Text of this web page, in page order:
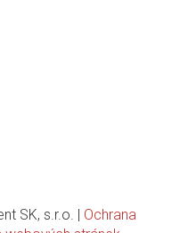
SK, s.r.o. | Ochrana